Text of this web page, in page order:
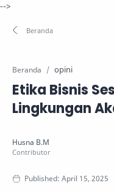
-->
Beranda opini
Etika Bisnis
Lingkungan